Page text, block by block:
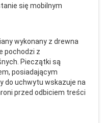
się mobilnym
wykonany z drewna
pochodzi z
Pieczątki są
posiadającym
do uchwytu wskazuje na
przed odbiciem treści